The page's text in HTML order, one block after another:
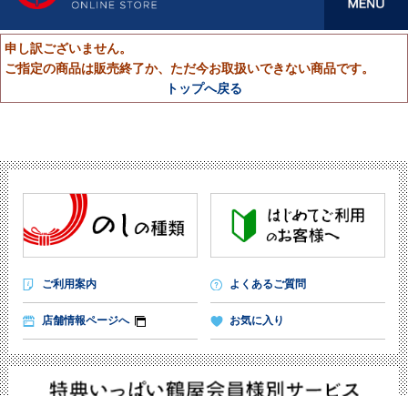
申し訳ございません。
ご指定の商品は販売終了か、ただ今お取扱いできない商品です。
トップへ戻る
ご利用案内 よくあるご質問
店舗情報ページへ お気に入り